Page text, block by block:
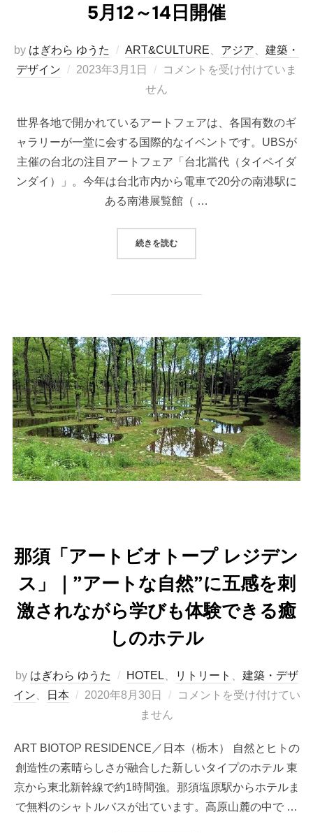
5月12～14日開催
by はぎわら ゆうた ART&CULTURE アジア
建築・
デザイン
投
2023年3月1日
コメントを受け付けていま
せん
世界各地で開かれているアートフェアは、各国有数のギ
ャラリーが一堂に会する国際的なイベントです。UBSが
主催の台北の注目アートフェア「台北當代（タイペイダ
ンダイ）」。今年は台北市内から電車で20分の南港駅に
ある南港展覧館（ …
続きを読む“
那須「アートビオトープ レジデン
ス」｜”アートな自然”に五感を刺
激されながら学びも体験できる癒
しのホテル
by はぎわら ゆうた HOTEL リトリート
建築・デザ
イン
日本
投
2020年8月30日
コメントを受け付けてい
ません
ART BIOTOP RESIDENCE／日本（栃木） 自然とヒトの
創造性の素晴らしさが融合した新しいタイプのホテル 東
京から東北新幹線で約1時間強。那須塩原駅からホテルま
で無料のシャトルバスが出ています。高原山麓の中で …